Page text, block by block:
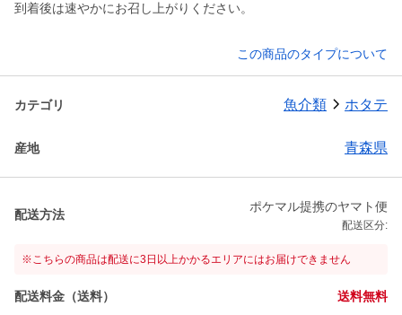
到着後は速やかにお召し上がりください。
この商品のタイプについて
カテゴリ 魚介類 ホタテ
産地 青森県
配送方法
ポケマル提携のヤマト便
配送区分:
※こちらの商品は配送に3日以上かかるエリアにはお届けできません
配送料金（送料） 送料無料